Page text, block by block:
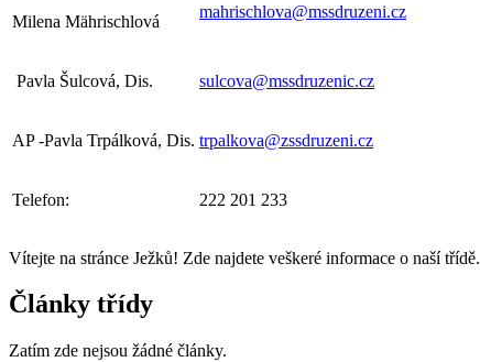
Milena Mährischlová
mahrischlova@mssdruzeni.cz
Pavla Šulcová, Dis. sulcova@mssdruzenic.cz
AP -Pavla Trpálková, Dis. trpalkova@zssdruzeni.cz
Telefon: 222 201 233
Vítejte na stránce Ježků! Zde najdete veškeré informace o naší třídě.
Články třídy
Zatím zde nejsou žádné články.